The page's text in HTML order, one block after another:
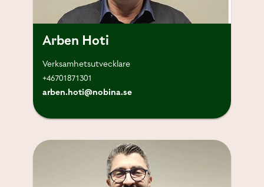
Arben Hoti
Verksamhetsutvecklare
+46701871301
arben.hoti@nobina.se